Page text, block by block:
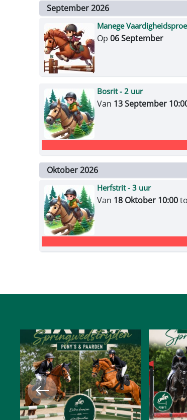
September 2026
Manege
Op 06 September
Bosrit - 2 uur
Van 13 September
Oktober 2026
Herfstrit - 3 uur
Van 18 Oktober 10:00